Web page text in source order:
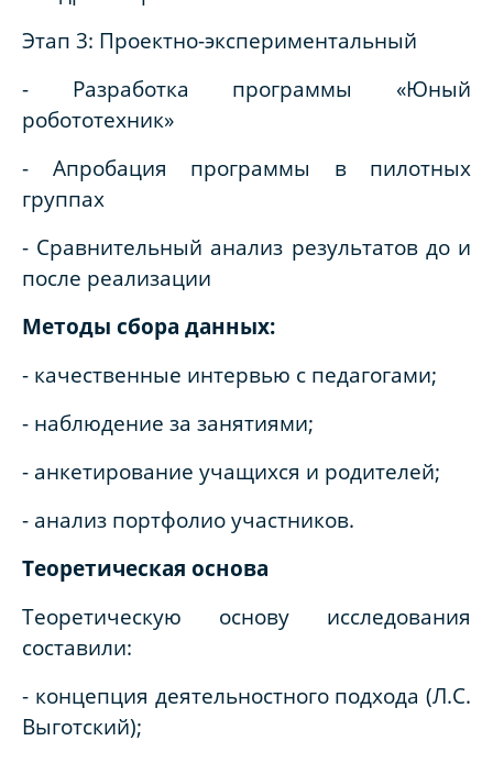
Этап 3: Проектно-экспериментальный
- Разработка программы «Юный
робототехник»
- Апробация программы в пилотных
группах
- Сравнительный анализ результатов до и
после реализации
Методы сбора данных:
- качественные интервью с педагогами;
- наблюдение за занятиями;
- анкетирование учащихся и родителей;
- анализ портфолио участников.
Теоретическая основа
Теоретическую основу исследования
составили:
- концепция деятельностного подхода (Л.С.
Выготский);